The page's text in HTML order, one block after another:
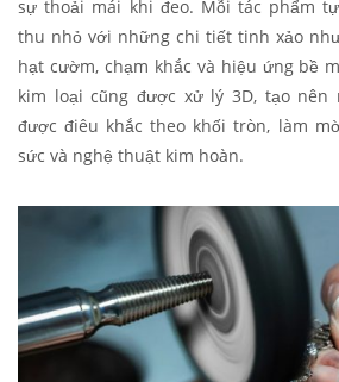
sự thoải mái khi đeo. Mỗi tác phẩm
thu nhỏ với những chi tiết tinh xảo
hạt cườm, chạm khắc và hiệu ứng bề
kim loại cũng được xử lý 3D, tạo nên
được điêu khắc theo khối tròn, làm
sức và nghệ thuật kim hoàn.